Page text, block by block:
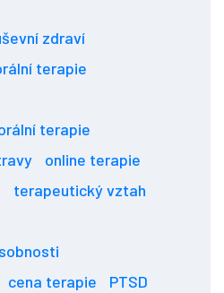
zdraví
terapie
terapie
online terapie
terapeutický vztah
cena terapie
PTSD